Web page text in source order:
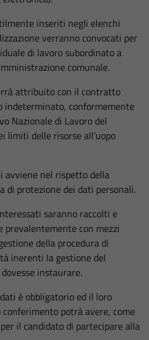
inseriti negli elenchi
verranno convocati per
di lavoro subordinato a
comunale.
attribuito con il contratto
indeterminato, conformemente
Nazionale di Lavoro del
limiti delle risorse all’uopo
nel rispetto della
protezione dei dati personali.
saranno raccolti e
con mezzi
della procedura di
inerenti la gestione del
instaurare.
è obbligatorio ed il loro
potrà avere, come
il candidato di partecipare alla
Tecnici
sono necessari
per il
funzionamento